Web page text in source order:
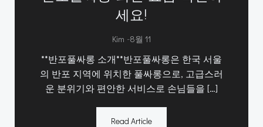
세요!
Kim -8월 11
**반포풀싸롱 소개**반포풀싸롱은 한국 서울
의 반포 지역에 위치한 풀싸롱으로, 고급스러
운 분위기와 편안한 서비스로 손님들을 […]
Read Article